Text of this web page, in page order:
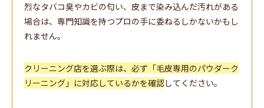
烈なタバコ臭やカビの匂い、皮まで染み込んだ汚れがある
場合は、専門知識を持つプロの手に委ねるしかないかもし
れません。
クリーニング店を選ぶ際は、必ず「毛皮専用のパウダーク
リーニング」に対応しているかを確認してください。